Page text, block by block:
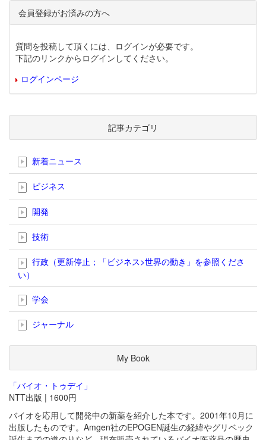
会員登録がお済みの方へ
質問を投稿して頂くには、ログインが必要です。
下記のリンクからログインしてください。
ログインページ
記事カテゴリ
新着ニュース
ビジネス
開発
技術
行政（更新停止；「ビジネス>世界の動き」を参照くださ
い）
学会
ジャーナル
My Book
「バイオ・トゥデイ」
NTT出版 | 1600円
バイオを応用して開発中の新薬を紹介した本です。2001年10月に
出版したものです。Amgen社のEPOGEN誕生の経緯やグリベック